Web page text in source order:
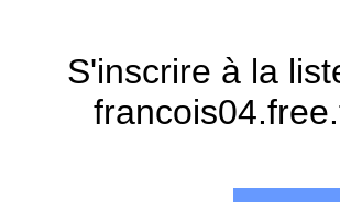
S'inscrire à la